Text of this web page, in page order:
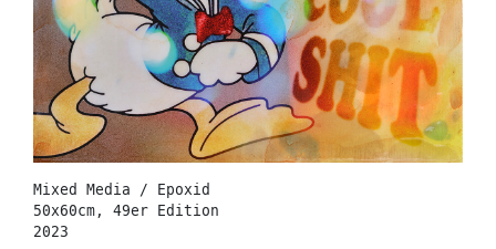
Mixed Media / Epoxid
50x60cm, 49er Edition
2023